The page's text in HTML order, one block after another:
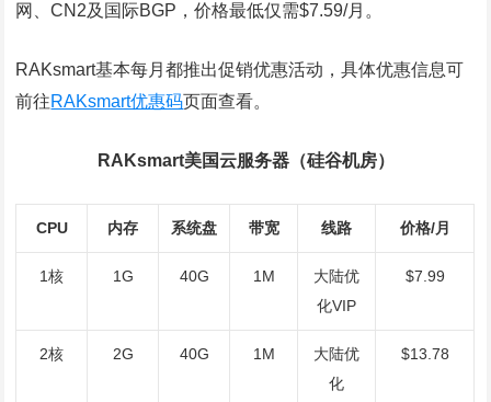
网、CN2及国际BGP，价格最低仅需$7.59/月。
RAKsmart基本每月都推出促销优惠活动，具体优惠信息可
前往RAKsmart优惠码页面查看。
RAKsmart美国云服务器（硅谷机房）
CPU 内存 系统盘 带宽 线路 价格/月
1核 1G 40G 1M
大陆优
化VIP
$7.99
2核 2G 40G 1M
大陆优
化
$13.78